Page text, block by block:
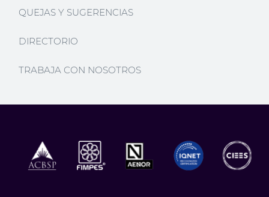
QUEJAS Y SUGERENCIAS
DIRECTORIO
TRABAJA CON NOSOTROS